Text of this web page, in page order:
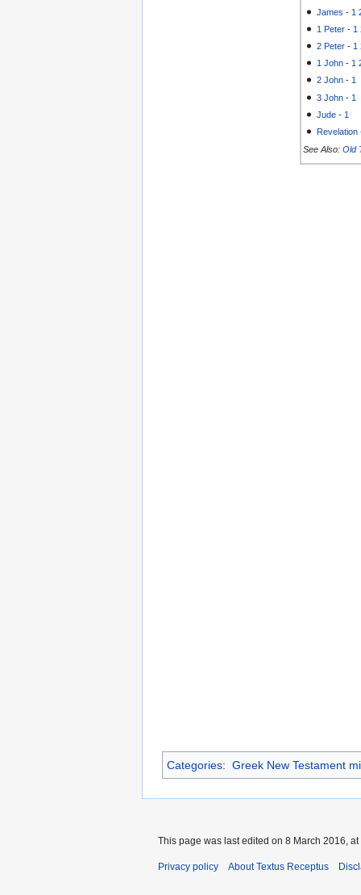
James - 1
1 Peter - 1
2 Peter - 1
1 John - 1
2 John -1
3 John - 1
Jude - 1
Revelation
See Also: Old
Categories: Greek New Testament
This page was last edited on 8 March 2016, at
Privacy policy About Textus Receptus